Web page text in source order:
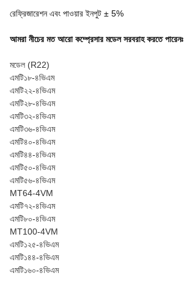
রেফ্রিজারেশন এবং পাওয়ার ইনপুট ± 5%
আমরা নীচের মত আরো কম্প্রেসার মডেল সরবরাহ করতে পারেনঃ
মডেল (R22)
এমটি১৮-৪ভিএম
এমটি২২-৪ভিএম
এমটি২৮-৪ভিএম
এমটি৩২-৪ভিএম
এমটি৩৬-৪ভিএম
এমটি৪০-৪ভিএম
এমটি৪৪-৪ভিএম
এমটি৫০-৪ভিএম
এমটি৫৬-৪ভিএম
MT64-4VM
এমটি৭২-৪ভিএম
এমটি৮০-৪ভিএম
MT100-4VM
এমটি১২৫-৪ভিএম
এমটি১৪৪-৪ভিএম
এমটি১৬০-৪ভিএম